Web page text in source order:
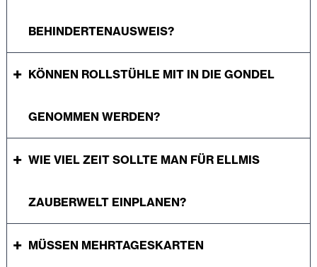
EHINDERTENAUSWEIS?
KÖNNEN ROLLSTÜHLE MIT IN DIE GONDEL
GENOMMEN WERDEN?
WIE VIEL ZEIT SOLLTE MAN FÜR ELLMIS
ZAUBERWELT EINPLANEN?
MÜSSEN MEHRTAGESKARTEN